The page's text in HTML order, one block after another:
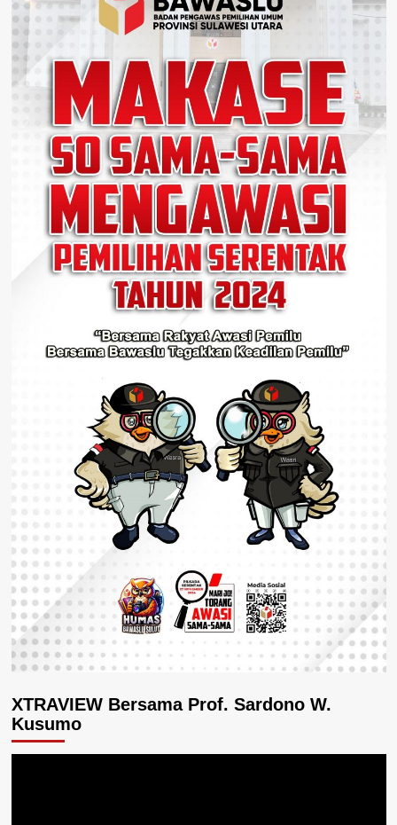
XTRAVIEW Bersama Prof. Sardono W.
Kusumo